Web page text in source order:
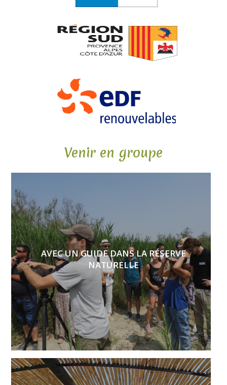
Venir en groupe
AVEC UN GUIDE DANS LA RÉSERVE
NATURELLE